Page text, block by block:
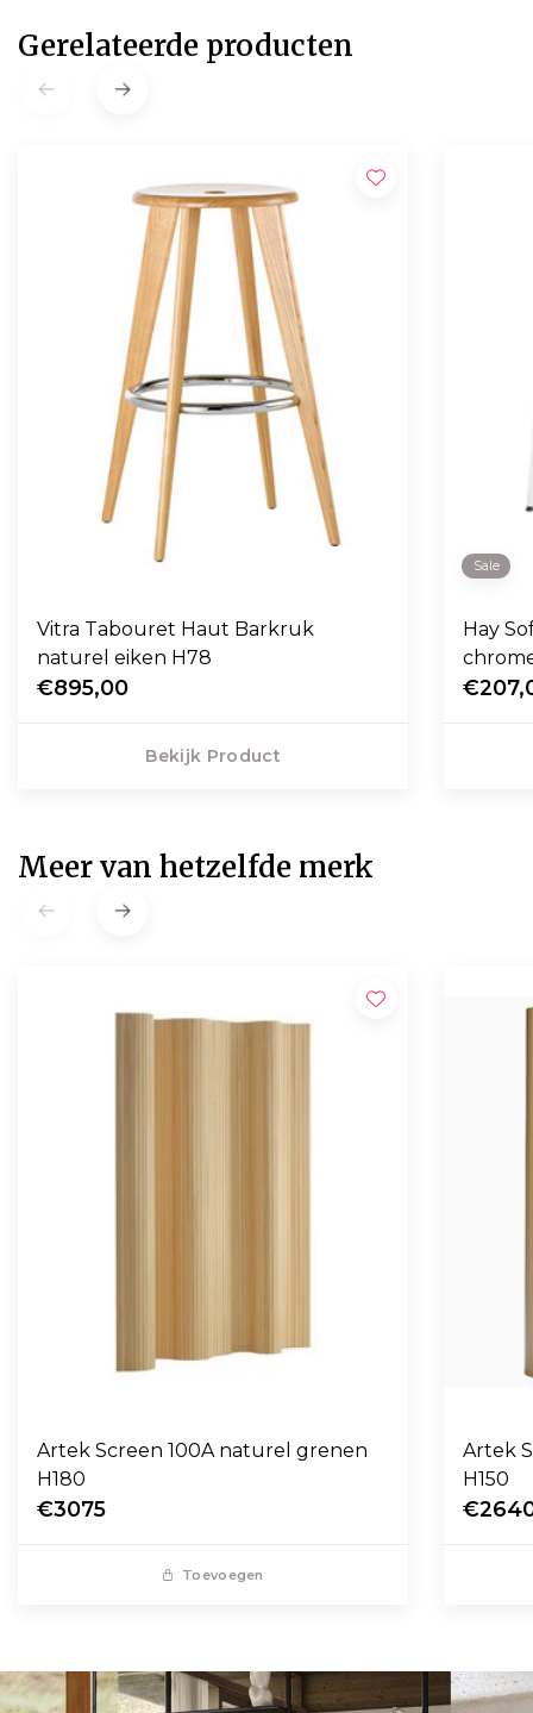
Gerelateerde producten
Vitra Tabouret Haut Barkruk
naturel eiken H78
€895,00
Bekijk Product
Sale
Hay
Meer van hetzelfde merk
Artek Screen 100A naturel grenen
H180
€3075
Toevoegen
Artek
H150